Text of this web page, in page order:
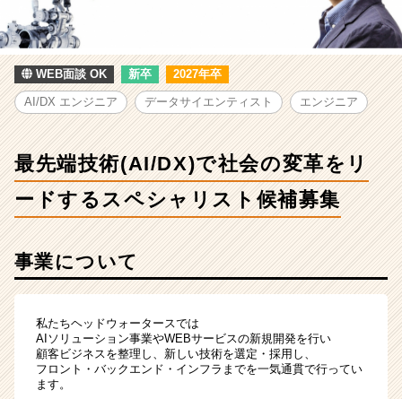
(AI/DX)
で
社
会
革
を
リ
る
ス
ペ
シ
ャ
リ
WEB面談 OK 新卒 2027年卒
AI/DX エンジニア データサイエンティスト エンジニア
最先端技術(AI/DX)で社会の変革をリ
ードするスペシャリスト候補募集
事業について
私たちヘッドウォータースでは
AIソリューション事業やWEBサービスの新規開発を行い
顧客ビジネスを整理し、新しい技術を選定・採用し、
フロント・バックエンド・インフラまでを一気通貫で行ってい
ます。